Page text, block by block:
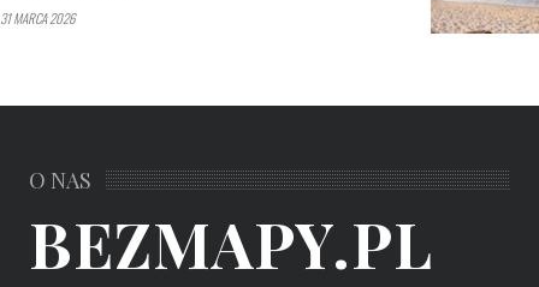
31 MARCA 2026
O NAS
BEZMAPY.PL